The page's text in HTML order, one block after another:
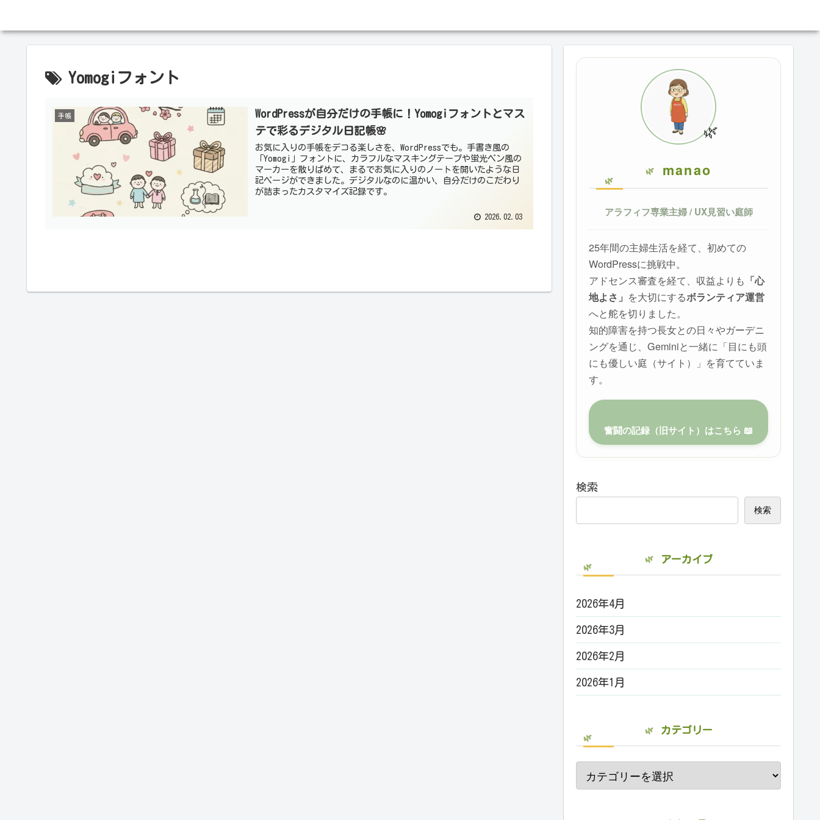
Yomogiフォント
手帳
WordPressが自分だけの手帳に！Yomogiフォントとマス
テで彩るデジタル日記帳🌸
お気に入りの手帳をデコる楽しさを、WordPressでも。手書き風の
「Yomogi」フォントに、カラフルなマスキングテープや蛍光ペン風の
マーカーを散りばめて、まるでお気に入りのノートを開いたような日
記ページができました。デジタルなのに温かい、自分だけのこだわり
が詰まったカスタマイズ記録です。
2026.02.03
🌿
manao
アラフィフ専業主婦 / UX見習い庭師
25年間の主婦生活を経て、初めての
WordPressに挑戦中。
アドセンス審査を経て、収益よりも 「心
地よさ」 を大切にするボランティア運営
へと舵を切りました。
知的障害を持つ長女との日々やガーデニ
ングを通じ、Geminiと一緒に「目にも頭
にも優しい庭（サイト）」を育てていま
す。
奮闘の記録（旧サイト）はこちら 📖
検索
検索
アーカイブ
2026年4月
2026年3月
2026年2月
2026年1月
カテゴリー